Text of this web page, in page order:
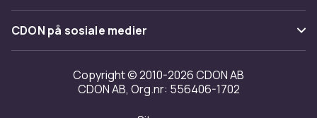
Kundeanmeldelser
Jobbe på CDON
Investor relations
Tilgjengelighet
Merchant Help Center
CDON på sosiale medier
Copyright © 2010-2026 CDON AB
CDON AB, Org.nr: 556406-1702